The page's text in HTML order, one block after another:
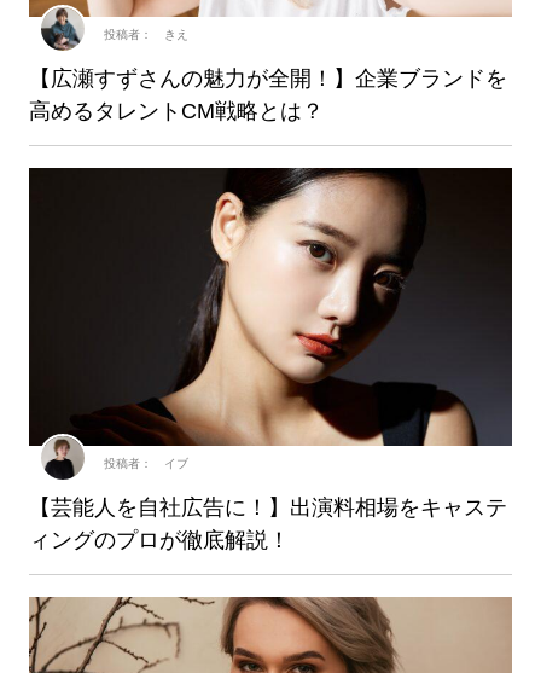
【広瀬すずさんの魅力が全開！】企業ブランドを
高めるタレントCM戦略とは？
投稿者： きえ
【芸能人を自社広告に！】出演料相場をキャステ
ィングのプロが徹底解説！
投稿者： イブ